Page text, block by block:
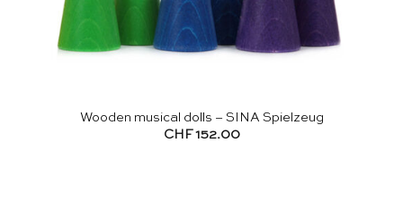
Wooden musical dolls – SINA Spielzeug
CHF 152.00